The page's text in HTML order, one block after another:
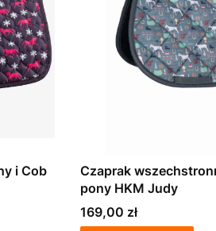
i Cob
Czaprak wszechstronny dla kuca
pony HKM Judy
Cena
169,00 zł